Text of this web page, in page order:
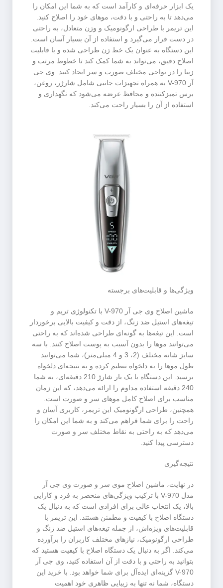
یک ابزار حرفه‌ای و کارآمد است که به شما این امکان را
می‌دهد تا به راحتی و با دقت، موهای خود را اصلاح کنید.
این تریمر با طراحی ارگونومیک و وزن متعادل، به راحتی
در دست قرار می‌گیرد و استفاده از آن بسیار آسان است.
این دستگاه به عنوان یک خط زن طراحی شده و با قابلیت
اصلاح دقیق، می‌تواند به شما کمک کند تا خطوط مرتب و
زیبا را در نواحی مختلف صورت و سر ایجاد کنید. وی جی
آر V-970 به همراه تجهیزات جانبی شامل شارژر، روغن،
برس تمیزکننده و محافظ عرضه می‌شود که نگهداری و
استفاده از آن را بسیار راحت می‌کند.
ویژگی‌ها و قابلیت‌های برجسته
ماشین اصلاح وی جی آر V-970 با تکنولوژی تریم و
تیغه‌های استیل ضد زنگ، از دقت و کیفیت بالایی برخوردار
است. این تیغه‌ها به گونه‌ای طراحی شده‌اند که به راحتی
می‌توانند موها را بدون آسیب به پوست اصلاح کنند. با سه
سایز شانه مختلف (2، 3 و 4 میلی‌متر)، شما می‌توانید
طول موها را به دلخواه تنظیم کرده و به نتیجه‌ای دلخواه
برسید. این دستگاه با یک بار شارژ 210 دقیقه‌ای، به شما
240 دقیقه استفاده مداوم را ارائه می‌دهد، که این زمان
مناسب برای اصلاح کامل موهای سر و صورت است.
همچنین، طراحی ارگونومیک این تریمر، کاربری آسان و
راحت را برای شما فراهم می‌کند و به شما این امکان را
می‌دهد که به راحتی به نقاط مختلف سر و صورت
دسترسی پیدا کنید.
نتیجه‌گیری
در نهایت، ماشین اصلاح موی سر و صورت وی جی آر
مدل V-970 با ترکیب ویژگی‌های منحصر به فرد و کارایی
بالا، یک انتخاب عالی برای افرادی است که به دنبال یک
دستگاه اصلاح با کیفیت و مطمئن هستند. این تریمر با
قابلیت‌های ویژه‌اش، از جمله تیغه‌های استیل ضد زنگ و
طراحی ارگونومیک، نیازهای مختلف کاربران را برآورده
می‌کند. اگر به دنبال یک دستگاه اصلاح با کیفیت هستید که
بتوانید به راحتی و با دقت از آن استفاده کنید، وی جی آر
V-970 گزینه‌ای ایده‌آل برای شما خواهد بود. با خرید این
دستگاه، شما نه تنها به زیبایی ظاهری خود اهمیت